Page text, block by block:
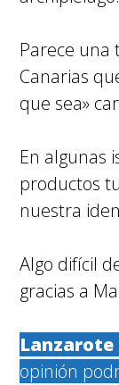
Parece una
Canarias
que sea»
En algunas
productos
nuestra
Algo difícil
gracias a
opinión